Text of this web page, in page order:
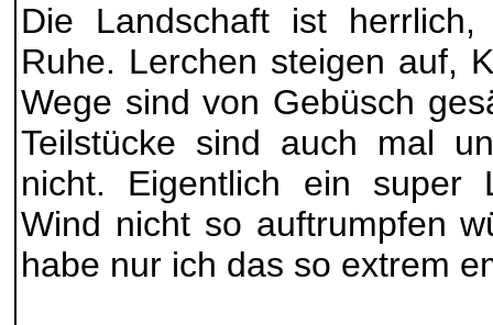
Die Landschaft ist
Ruhe. Lerchen steigen auf,
Wege sind von Gebüsch
Teilstücke sind auch mal
nicht. Eigentlich ein super
Wind nicht so auftrumpfen
habe nur ich das so extrem